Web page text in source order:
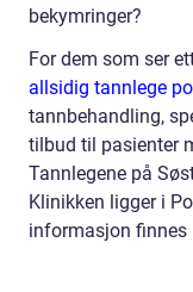
bekymringer?
For dem som ser
allsidig tannlege
tannbehandling,
tilbud til pasienter
Tannlegene på
Klinikken ligger i
informasjon finnes